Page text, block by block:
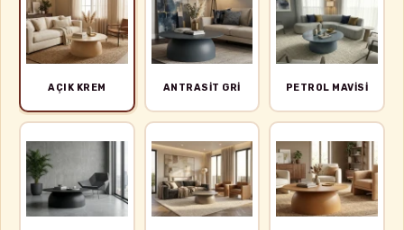
AÇIK KREM ANTRASIT GRI PETROL MAVISI